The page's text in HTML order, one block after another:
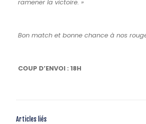
ramener la victoire. »
Bon match et bonne chance à nos
COUP D’ENVOI : 18H
Articles liés